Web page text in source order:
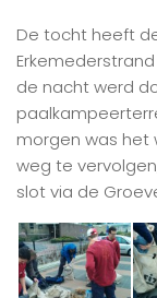
De tocht heeft
de nacht werd
morgen was het
weg te
slot via de